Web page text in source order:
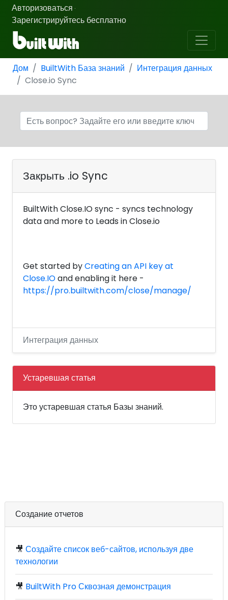
Авторизоваться ·
Зарегистрируйтесь бесплатно
Дом BuiltWith База знаний
Интеграция данных
Close.io Sync
Закрыть .io Sync
BuiltWith Close.IO sync - syncs technology
data and more to Leads in Close.io
Get started byCreating an API key at
Close.IOand enabling it here -
https://pro.builtwith.com/close/manage/
Интеграция данных
Устаревшая статья
Это устаревшая статья Базы знаний.
Создание отчетов
🎥 Создайте список веб-сайтов, используя две
технологии
🎥 BuiltWith Pro Сквозная демонстрация